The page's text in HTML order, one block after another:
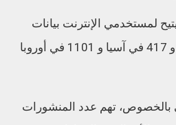
لمستخدمي الإنترنت بيانات
بشأن 1948 جامعة عبر العالم، ويتعلق الأمر بـ 34 في إفريقيا و 3 في المغرب و 417 في آسيا و 1101 في أوروبا
بالخصوص، تهم عدد المنشورات